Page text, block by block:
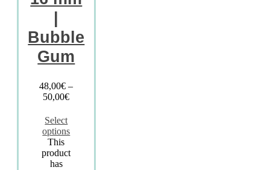
|
Bubble
Gum
48,00€ –
50,00€
Select
options
This
product
has